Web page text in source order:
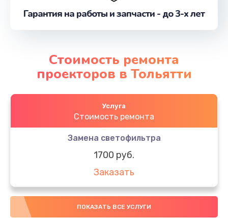
Гарантия на работы и запчасти - до 3-х лет
Стоимость ремонта
проекторов в Тольятти
Услуга
Стоимость ремонта
Замена светофильтра
1700 руб.
Заказать
ПОКАЗАТЬ ВСЕ УСЛУГИ